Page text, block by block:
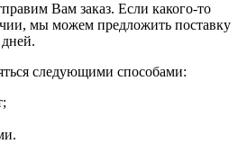
Вам заказ. Если какого-то
мы можем предложить поставку
следующими способами: